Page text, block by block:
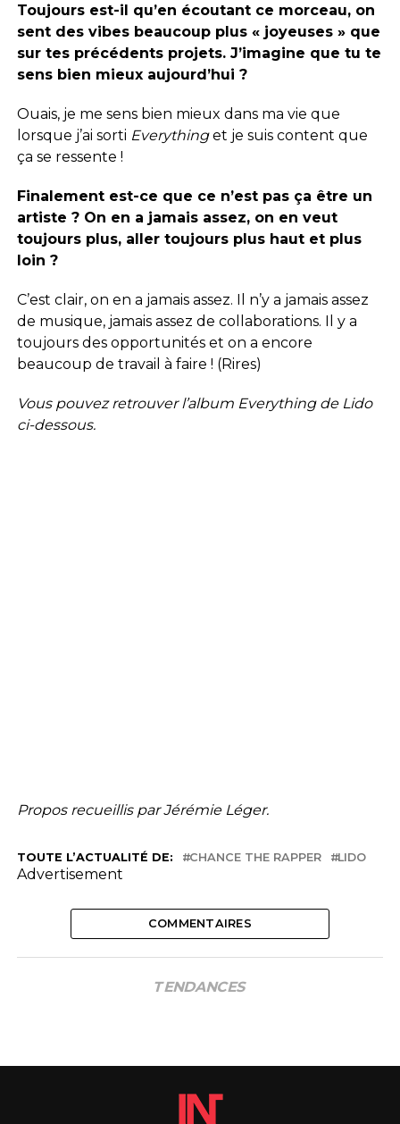
Toujours est-il qu’en écoutant ce morceau, on
sent des vibes beaucoup plus « joyeuses » que
sur tes précédents projets. J’imagine que tu te
sens bien mieux aujourd’hui ?
Ouais, je me sens bien mieux dans ma vie que
lorsque j’ai sorti Everythinget je suis content que
ça se ressente !
Finalement est-ce que ce n’est pas ça être un
artiste ? On en a jamais assez, on en veut
toujours plus, aller toujours plus haut et plus
loin ?
C’est clair, on en a jamais assez. Il n’y a jamais assez
de musique, jamais assez de collaborations. Il y a
toujours des opportunités et on a encore
beaucoup de travail à faire ! (Rires)
Vous pouvez retrouver l’album Everything de Lido
ci-dessous.
Propos recueillis par Jérémie Léger.
TOUTE L’ACTUALITÉ DE: CHANCE THE RAPPER LIDO
Advertisement
COMMENTAIRES
TENDANCES